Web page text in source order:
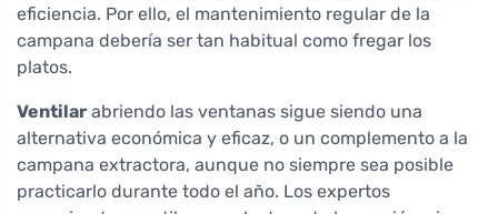
eficiencia. Por ello, el mantenimiento regular de la
campana debería ser tan habitual como fregar los
platos.
Ventilar abriendo las ventanas sigue siendo una
alternativa económica y eficaz, o un complemento a la
campana extractora, aunque no siempre sea posible
practicarlo durante todo el año. Los expertos